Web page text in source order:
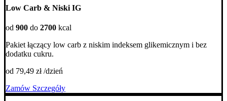
Low Carb & Niski IG
od 900 do 2700 kcal
Pakiet łączący low carb z niskim indeksem glikemicznym i bez
dodatku cukru.
od 79,49 zł /dzień
Zamów Szczegóły